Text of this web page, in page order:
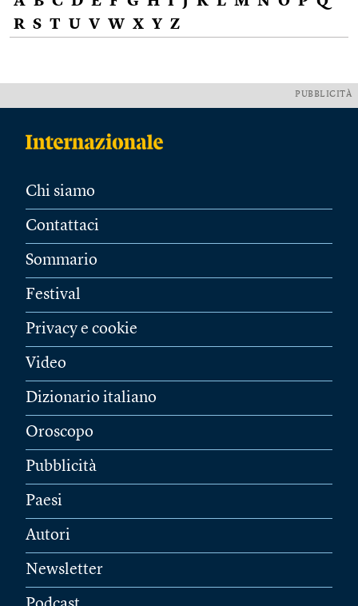
R S T U V W X Y Z
PUBBLICITÀ
Chi siamo
Contattaci
Sommario
Festival
Privacy e cookie
Video
Dizionario italiano
Oroscopo
Pubblicità
Paesi
Autori
Newsletter